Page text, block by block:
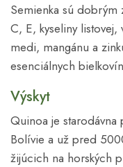
Semienka sú
C, E, kyseliny
medi, mangánu a
esenciálnych
Výskyt
Quinoa je
Bolívie a už pred
žijúcich na horských